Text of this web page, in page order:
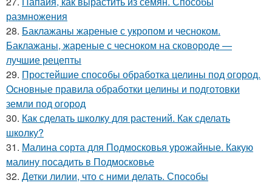
размножения
28. Баклажаны жареные с укропом и чесноком.
Баклажаны, жареные с чесноком на сковороде —
лучшие рецепты
29. Простейшие способы обработка целины под огород.
Основные правила обработки целины и подготовки
земли под огород
30. Как сделать школку для растений. Как сделать
школку?
31. Малина сорта для Подмосковья урожайные. Какую
малину посадить в Подмосковье
32. Детки лилии, что с ними делать. Способы